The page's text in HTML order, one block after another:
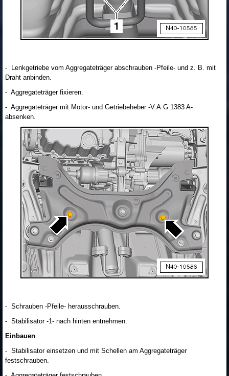
- Lenkgetriebe vom Aggregateträger abschrauben -Pfeile- und z. B. mit
Draht anbinden.
- Aggregateträger fixieren.
- Aggregateträger mit Motor- und Getriebeheber -V.A.G 1383 A-
absenken.
- Schrauben -Pfeile- herausschrauben.
- Stabilisator -1- nach hinten entnehmen.
Einbauen
- Stabilisator einsetzen und mit Schellen am Aggregateträger
festschrauben.